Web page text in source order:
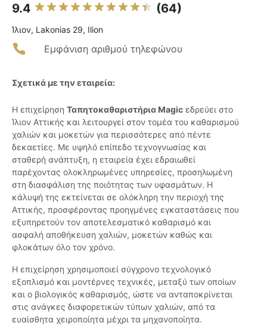
9.4 (64)
Ίλιον, Lakonias 29, Ilion
Εμφάνιση αριθμού τηλεφώνου
Σχετικά με την εταιρεία:
Η επιχείρηση Ταπητοκαθαριστήρια Magic εδρεύει στο
Ίλιον Αττικής και λειτουργεί στον τομέα του καθαρισμού
χαλιών και μοκετών για περισσότερες από πέντε
δεκαετίες. Με υψηλό επίπεδο τεχνογνωσίας και
σταθερή ανάπτυξη, η εταιρεία έχει εδραιωθεί
παρέχοντας ολοκληρωμένες υπηρεσίες, προσηλωμένη
στη διασφάλιση της ποιότητας των υφασμάτων. Η
κάλυψή της εκτείνεται σε ολόκληρη την περιοχή της
Αττικής, προσφέροντας προηγμένες εγκαταστάσεις που
εξυπηρετούν τον αποτελεσματικό καθαρισμό και
ασφαλή αποθήκευση χαλιών, μοκετών καθώς και
φλοκάτων όλο τον χρόνο.
Η επιχείρηση χρησιμοποιεί σύγχρονο τεχνολογικό
εξοπλισμό και μοντέρνες τεχνικές, μεταξύ των οποίων
και ο βιολογικός καθαρισμός, ώστε να ανταποκρίνεται
στις ανάγκες διαφορετικών τύπων χαλιών, από τα
ευαίσθητα χειροποίητα μέχρι τα μηχανοποίητα.